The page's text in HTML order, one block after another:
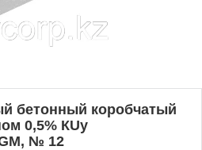
бетонный коробчатый
0,5% КUу
№ 12